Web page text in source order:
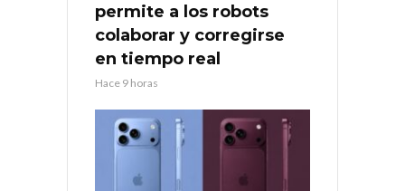
permite a los robots
colaborar y corregirse
en tiempo real
Hace 9 horas